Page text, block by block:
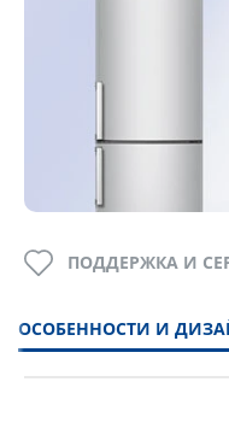
ОСОБЕННОСТИ И
ПОДДЕРЖКА И